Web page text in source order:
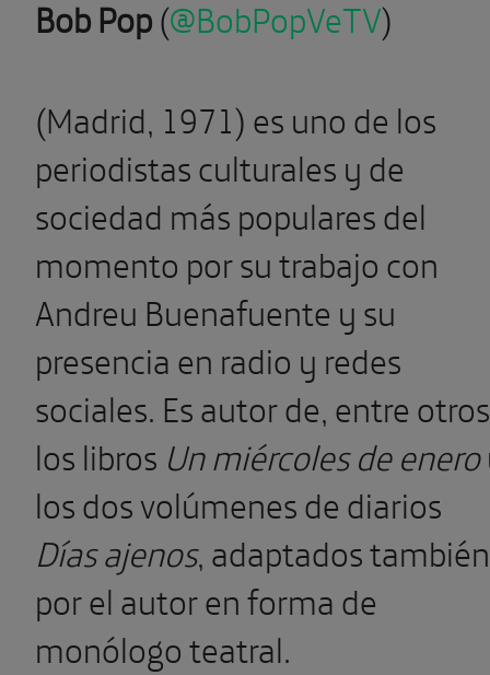
SUSCRÍBETE Ver más
Bob Pop(@BobPopVeTV)
(Madrid, 1971) es uno de los
periodistas culturales y de
sociedad más populares del
momento por su trabajo con
Andreu Buenafuente y su
presencia en radio y redes
sociales. Es autor de, entre
los libros Un miércoles de enero
los dos vo­lúmenes de diarios
Días ajenos, adaptados también
por el autor en forma de
monólogo teatral.